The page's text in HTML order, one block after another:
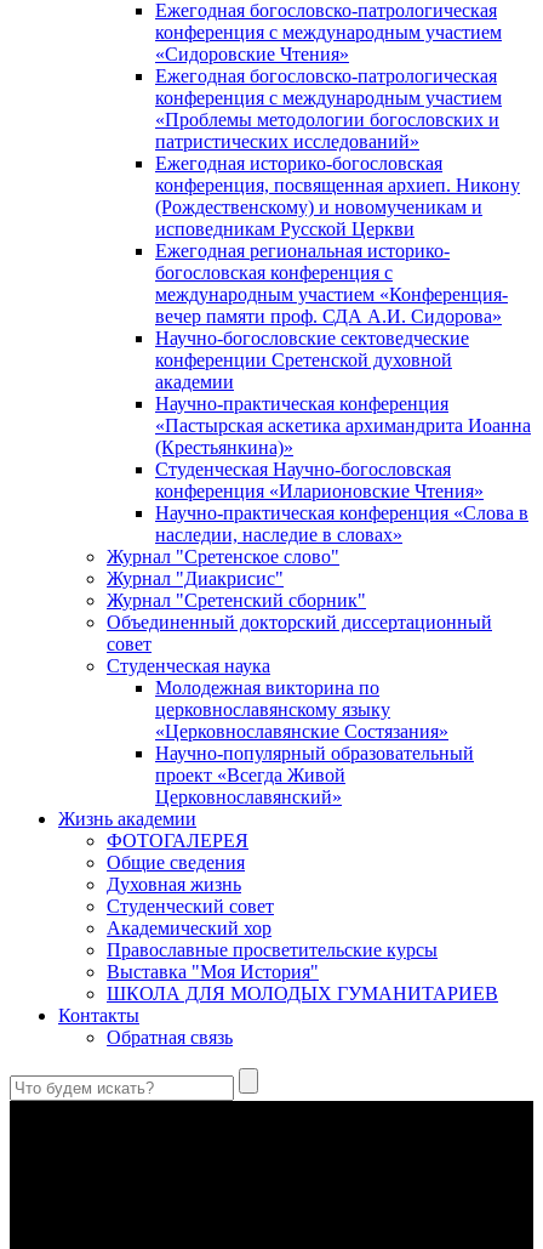
Ежегодная богословско-патрологическая
конференция с международным участием
«Сидоровские Чтения»
Ежегодная богословско-патрологическая
конференция с международным участием
«Проблемы методологии богословских и
патристических исследований»
Ежегодная историко-богословская
конференция, посвященная архиеп. Никону
(Рождественскому) и новомученикам и
исповедникам Русской Церкви
Ежегодная региональная историко-
богословская конференция с
международным участием «Конференция-
вечер памяти проф. СДА А.И. Сидорова»
Научно-богословские сектоведческие
конференции Сретенской духовной
академии
Научно-практическая конференция
«Пастырская аскетика архимандрита Иоанна
(Крестьянкина)»
Студенческая Научно-богословская
конференция «Иларионовские Чтения»
Научно-практическая конференция «Cлова в
наследии, наследие в словах»
Журнал "Сретенское слово"
Журнал "Диакрисис"
Журнал "Сретенский сборник"
Объединенный докторский диссертационный
совет
Студенческая наука
Молодежная викторина по
церковнославянскому языку
«Церковнославянские Состязания»
Научно-популярный образовательный
проект «Всегда Живой
Церковнославянский»
Жизнь академии
ФОТОГАЛЕРЕЯ
Общие сведения
Духовная жизнь
Студенческий совет
Академический хор
Православные просветительские курсы
Выставка "Моя История"
ШКОЛА ДЛЯ МОЛОДЫХ ГУМАНИТАРИЕВ
Контакты
Обратная связь